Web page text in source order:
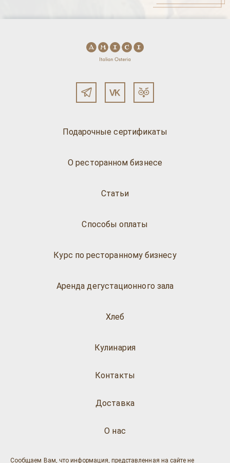
Подарочные сертификаты
О ресторанном бизнесе
Статьи
Способы оплаты
Курс по ресторанному бизнесу
Аренда дегустационного зала
Хлеб
Кулинария
О нас
Доставка
Контакты
Сообщаем Вам, что информация, представленная на сайте не